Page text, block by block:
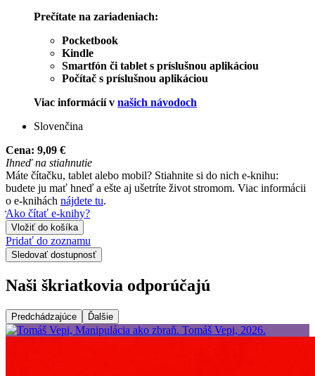
Prečítate na zariadeniach:
Pocketbook
Kindle
Smartfón či tablet s príslušnou aplikáciou
Počítač s príslušnou aplikáciou
Viac informácií v našich návodoch
Slovenčina
Cena: 9,09 €
Ihneď na stiahnutie
Máte čítačku, tablet alebo mobil? Stiahnite si do nich e-knihu:
budete ju mať hneď a ešte aj ušetríte život stromom. Viac informácii
o e-knihách nájdete tu.
Ako čítať e-knihy?
Vložiť do košíka
Pridať do zoznamu
Sledovať dostupnosť
Naši škriatkovia odporúčajú
Predchádzajúce Ďalšie